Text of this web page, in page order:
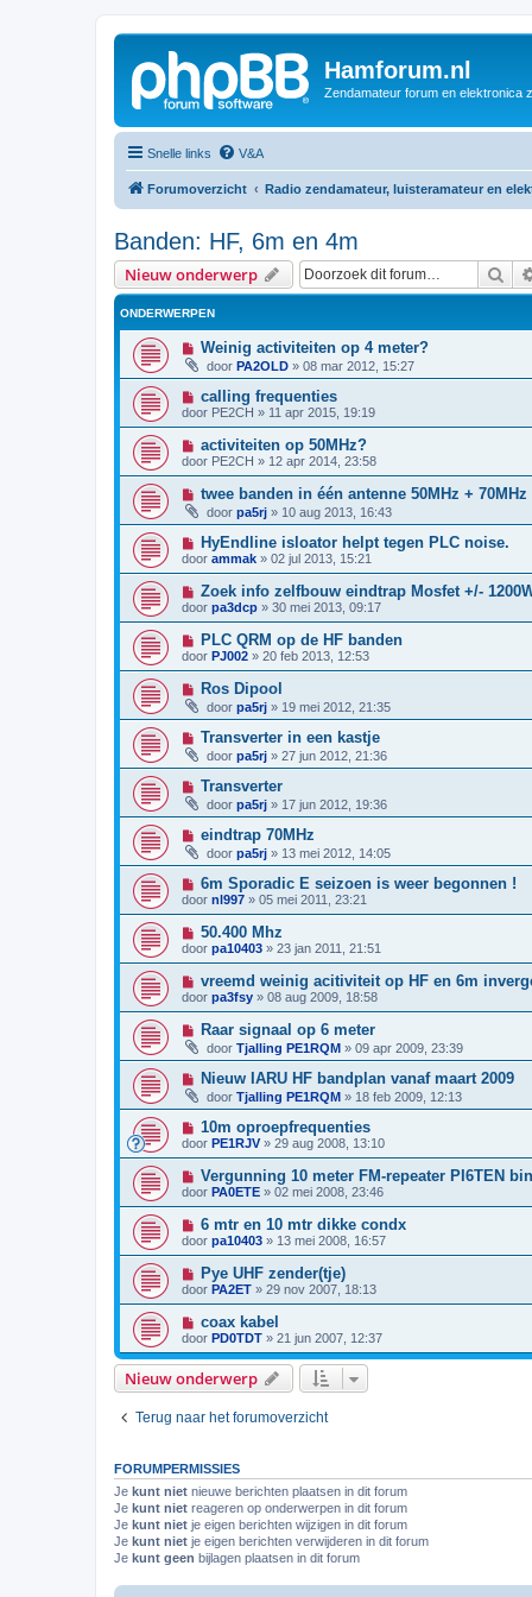
Hamforum.nl
Zendamateur forum en elektronica
Snelle links V&A
Forumoverzicht Radio zendamateur, luisteramateur en
Banden: HF, 6m en 4m
Nieuw onderwerp
ONDERWERPEN
Weinig activiteiten op 4 meter?
door PA2OLD » 08 mar 2012, 15:27
calling frequenties
door PE2CH » 11 apr 2015, 19:19
activiteiten op 50MHz?
door PE2CH » 12 apr 2014, 23:58
twee banden in één antenne 50MHz + 70MHz
door pa5rj » 10 aug 2013, 16:43
HyEndline isloator helpt tegen PLC noise.
door ammak » 02 jul 2013, 15:21
Zoek info zelfbouw eindtrap Mosfet +/-
door pa3dcp » 30 mei 2013, 09:17
PLC QRM op de HF banden
door PJ002 » 20 feb 2013, 12:53
Ros Dipool
door pa5rj » 19 mei 2012, 21:35
Transverter in een kastje
door pa5rj » 27 jun 2012, 21:36
Transverter
door pa5rj » 17 jun 2012, 19:36
eindtrap 70MHz
door pa5rj » 13 mei 2012, 14:05
6m Sporadic E seizoen is weer begonnen !
door nl997 » 05 mei 2011, 23:21
50.400 Mhz
door pa10403 » 23 jan 2011, 21:51
vreemd weinig acitiviteit op HF en 6m
door pa3fsy » 08 aug 2009, 18:58
Raar signaal op 6 meter
door Tjalling PE1RQM » 09 apr 2009, 23:39
Nieuw IARU HF bandplan vanaf maart 2009
door Tjalling PE1RQM » 18 feb 2009, 12:13
10m oproepfrequenties
door PE1RJV» 29 aug 2008, 13:10
Vergunning 10 meter FM-repeater PI6TEN
door PA0ETE » 02 mei 2008, 23:46
6 mtr en 10 mtr dikke condx
door pa10403 » 13 mei 2008, 16:57
Pye UHF zender(tje)
door PA2ET » 29 nov 2007, 18:13
coax kabel
door PD0TDT » 21 jun 2007, 12:37
Nieuw onderwerp
Terug naar het forumoverzicht
FORUMPERMISSIES
Je kunt niet nieuwe berichten plaatsen in dit forum
Je kunt niet reageren op onderwerpen in dit forum
Je kunt niet je eigen berichten wijzigen in dit forum
Je kunt niet je eigen berichten verwijderen in dit forum
Je kunt geen bijlagen plaatsen in dit forum